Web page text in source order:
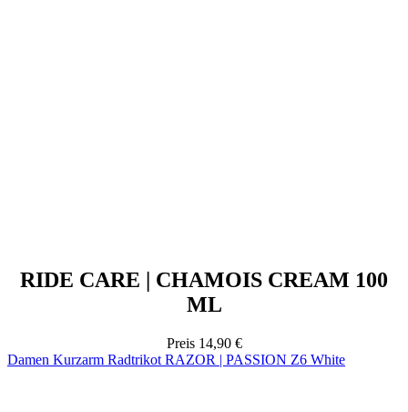
Damen Kurzarm Radtrikot RAZOR | PASSION Z6 White